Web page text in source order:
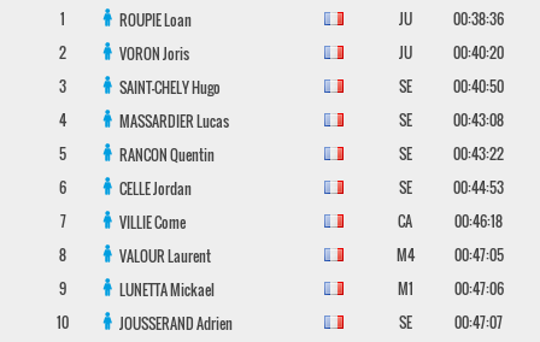
1 ROUPIELoan JU
00:38:36
2
VORONJoris JU
00:40:20
3
SAINT-CHELYHugo SE
00:40:50
4
MASSARDIERLucas SE
00:43:08
5
RANCONQuentin SE
00:43:22
6
CELLEJordan SE
00:44:53
7
VILLIECome CA
00:46:18
8
VALOURLaurent M4
00:47:05
9
LUNETTAMickael M1
00:47:06
10
JOUSSERANDAdrien SE
00:47:07